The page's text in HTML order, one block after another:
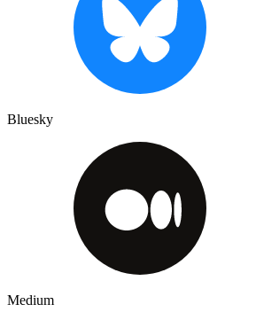
Bluesky
Medium